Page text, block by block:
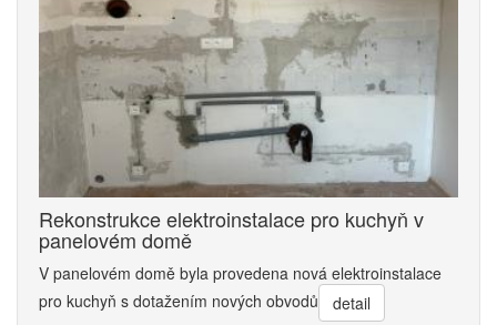
Rekonstrukce elektroinstalace pro kuchyň v
panelovém domě
V panelovém domě byla provedena nová elektroinstalace
pro kuchyň s dotažením nových obvodů
detail